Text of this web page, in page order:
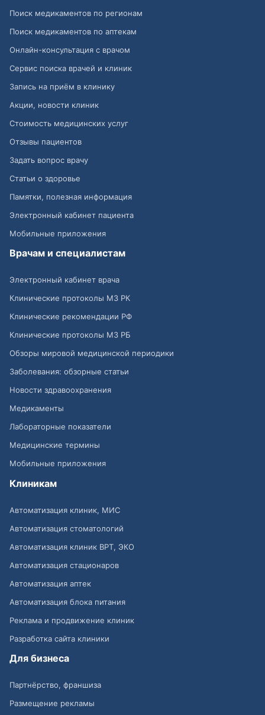
Поиск медикаментов по регионам
Поиск медикаментов по аптекам
Онлайн-консультация с врачом
Сервис поиска врачей и клиник
Запись на приём в клинику
Акции, новости клиник
Стоимость медицинских услуг
Отзывы пациентов
Задать вопрос врачу
Статьи о здоровье
Памятки, полезная информация
Электронный кабинет пациента
Мобильные приложения
Врачам и специалистам
Электронный кабинет врача
Клинические протоколы МЗ РК
Клинические рекомендации РФ
Клинические протоколы МЗ РБ
Обзоры мировой медицинской периодики
Заболевания: обзорные статьи
Новости здравоохранения
Медикаменты
Лабораторные показатели
Медицинские термины
Мобильные приложения
Клиникам
Автоматизация клиник, МИС
Автоматизация стоматологий
Автоматизация клиник ВРТ, ЭКО
Автоматизация стационаров
Автоматизация аптек
Автоматизация блока питания
Реклама и продвижение клиник
Разработка сайта клиники
Для бизнеса
Партнёрство, франшиза
Размещение рекламы